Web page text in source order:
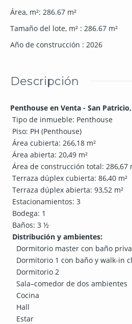
Área, m²: 286.67 m²
Tamaño del lote, m² : 286.67 m²
Año de construcción : 2026
Descripción
Penthouse en Venta - San
Tipo de inmueble: Penthouse
Piso: PH (Penthouse)
Área cubierta: 266,18 m²
Área abierta: 20,49 m²
Área de construcción total: 286,67
Terraza dúplex cubierta: 86,40 m²
Terraza dúplex abierta: 93,52 m²
Estacionamientos: 3
Bodega: 1
Baños: 3 ½
Distribución y ambientes:
Dormitorio master con baño
Dormitorio 1 con baño y walk-in
Dormitorio 2
Sala–comedor de dos ambientes
Cocina
Hall
Estar